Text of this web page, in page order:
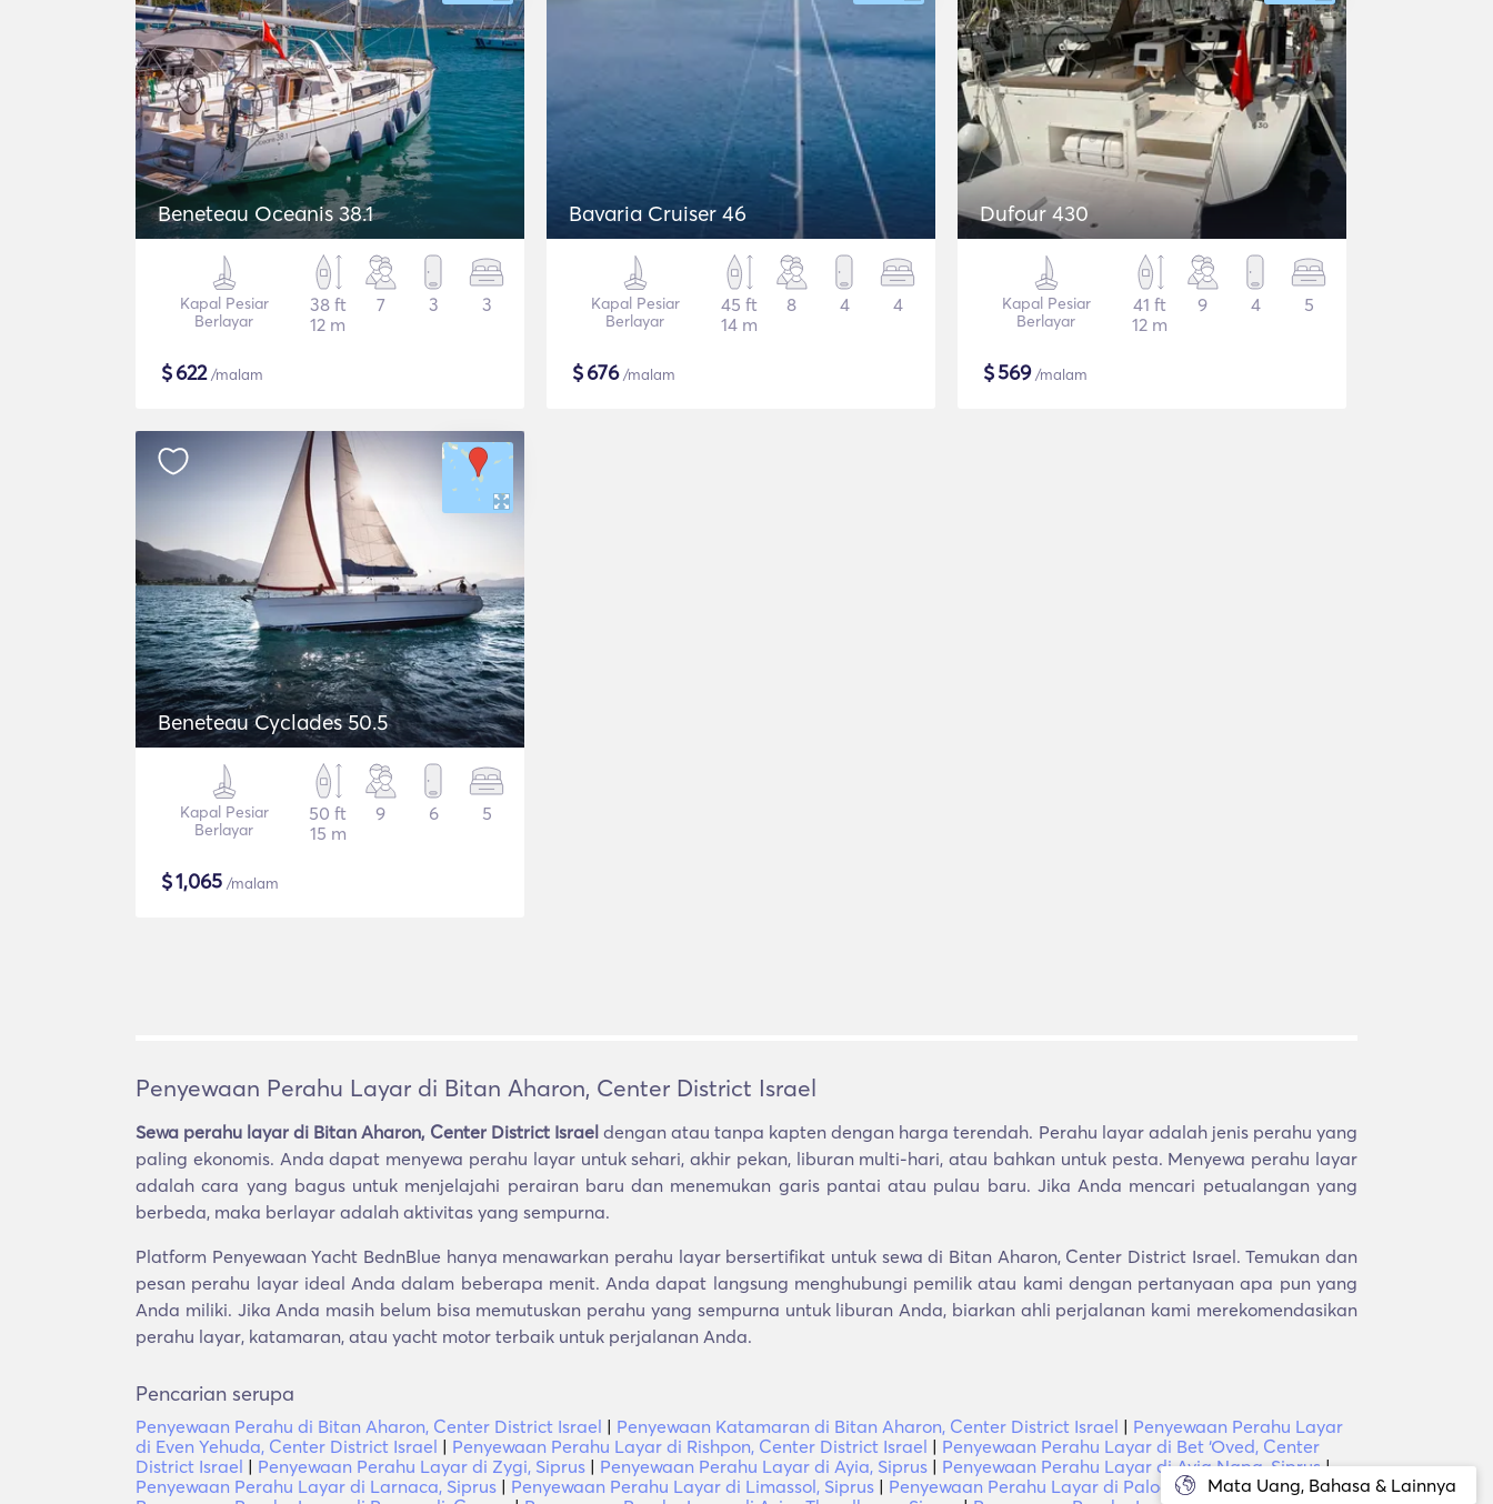
Beneteau Oceanis 38.1
Kapal Pesiar
Berlayar
38 ft
12 m
7 3 3
$622/malam
Bavaria Cruiser 46
Kapal Pesiar
Berlayar
45 ft
14 m
8 4 4
$676/malam
Dufour 430
Kapal Pesiar
Berlayar
41 ft
12 m
9 4 5
$569/malam
Beneteau Cyclades 50.5
Kapal Pesiar
Berlayar
50 ft
15 m
9 6 5
$1,065 /malam
Mata Uang, Bahasa & Lainnya
Penyewaan Perahu Layar di Bitan Aharon, Center District Israel
Sewa perahu layar di Bitan Aharon, Center District Israel dengan atau tanpa kapten dengan harga terendah. Perahu layar adalah jenis perahu yang
paling ekonomis. Anda dapat menyewa perahu layar untuk sehari, akhir pekan, liburan multi-hari, atau bahkan untuk pesta. Menyewa perahu layar
adalah cara yang bagus untuk menjelajahi perairan baru dan menemukan garis pantai atau pulau baru. Jika Anda mencari petualangan yang
berbeda, maka berlayar adalah aktivitas yang sempurna.
Platform Penyewaan Yacht BednBlue hanya menawarkan perahu layar bersertifikat untuk sewa di Bitan Aharon, Center District Israel. Temukan dan
pesan perahu layar ideal Anda dalam beberapa menit. Anda dapat langsung menghubungi pemilik atau kami dengan pertanyaan apa pun yang
Anda miliki. Jika Anda masih belum bisa memutuskan perahu yang sempurna untuk liburan Anda, biarkan ahli perjalanan kami merekomendasikan
perahu layar, katamaran, atau yacht motor terbaik untuk perjalanan Anda.
Pencarian serupa
Penyewaan Perahu di Bitan Aharon, Center District Israel | Penyewaan Katamaran di Bitan Aharon, Center District Israel | Penyewaan Perahu Layar
di Even Yehuda, Center District Israel | Penyewaan Perahu Layar di Rishpon, Center District Israel | Penyewaan Perahu Layar di Bet ‘Oved, Center
District Israel | Penyewaan Perahu Layar di Zygi, Siprus | Penyewaan Perahu Layar di Ayia, Siprus | Penyewaan Perahu Layar di Ayia Napa, Siprus|
Penyewaan Perahu Layar di Larnaca, Siprus | Penyewaan Perahu Layar di Limassol, Siprus | Penyewaan Perahu Layar di Palodhia, Siprus |